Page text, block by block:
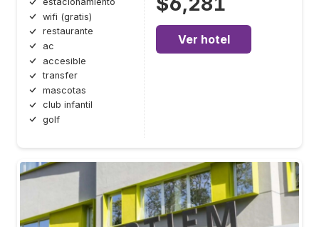
wifi (gratis)
restaurante
ac
accesible
transfer
mascotas
club infantil
golf
Ver hotel